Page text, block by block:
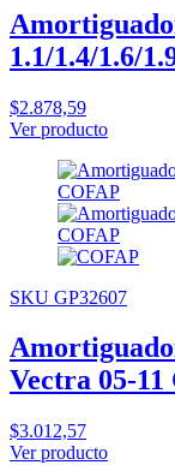
1.1/1.4/1.6/
$2.878,59
Ver producto
SKU GP32607
Vectra 05-11
$3.012,57
Ver producto